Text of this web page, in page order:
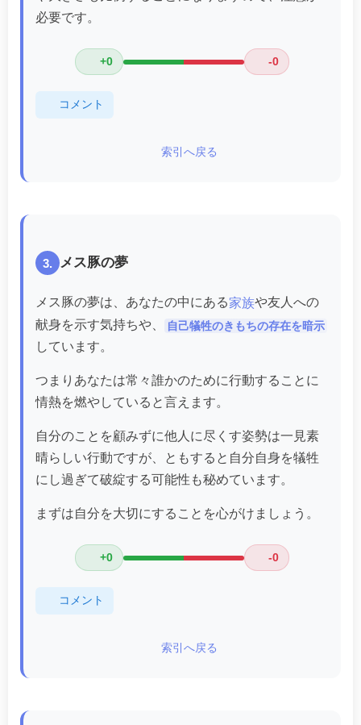
必要です。
+0 -0
コメント
索引へ戻る
3. メス豚の夢
メス豚の夢は、あなたの中にある家族や友人への
献身を示す気持ちや、
自己犠牲のきもちの存在を暗示
しています。
つまりあなたは常々誰かのために行動することに
情熱を燃やしていると言えます。
自分のことを顧みずに他人に尽くす姿勢は一見素
晴らしい行動ですが、ともすると自分自身を犠牲
にし過ぎて破綻する可能性も秘めています。
まずは自分を大切にすることを心がけましょう。
+0 -0
コメント
索引へ戻る